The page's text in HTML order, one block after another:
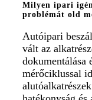
Milyen ipari
problémát old
Autóipari
vált az
dokumentálása
mérőciklussal